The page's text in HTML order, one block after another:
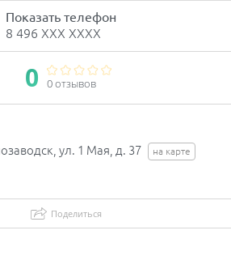
Показать телефон
8 496 XXX XXXX
0 0 отзывов
ул. 1 Мая, д. 37 на карте
Поделиться